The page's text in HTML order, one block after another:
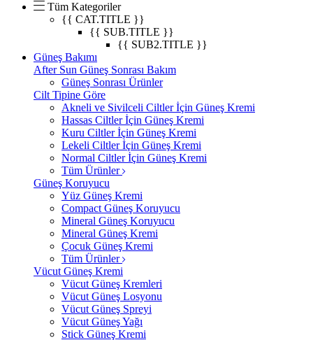
Tüm Kategoriler
{{ CAT.TITLE }}
{{ SUB.TITLE }}
{{ SUB2.TITLE }}
Güneş Bakımı
After Sun Güneş Sonrası Bakım
Güneş Sonrası Ürünler
Cilt Tipine Göre
Akneli ve Sivilceli Ciltler İçin Güneş Kremi
Hassas Ciltler İçin Güneş Kremi
Kuru Ciltler İçin Güneş Kremi
Lekeli Ciltler İçin Güneş Kremi
Normal Ciltler İçin Güneş Kremi
Tüm Ürünler
Güneş Koruyucu
Yüz Güneş Kremi
Compact Güneş Koruyucu
Mineral Güneş Koruyucu
Mineral Güneş Kremi
Çocuk Güneş Kremi
Tüm Ürünler
Vücut Güneş Kremi
Vücut Güneş Kremleri
Vücut Güneş Losyonu
Vücut Güneş Spreyi
Vücut Güneş Yağı
Stick Güneş Kremi